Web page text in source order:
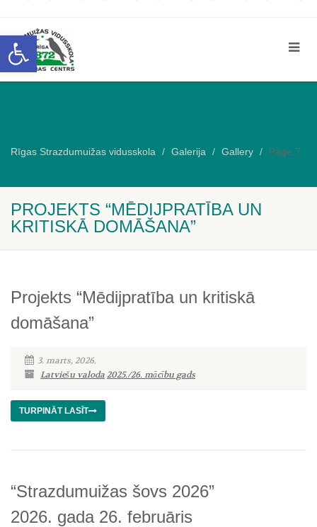
Open toolbar
Rīgas Strazdumuižas vidusskola Galerija Gallery Page 7
PROJEKTS “MĒDIJPRATĪBA UN
KRITISKĀ DOMĀŠANA”
Projekts “Mēdijpratība un kritiskā
domāšana”
3. marts, 2026.
Latviešu valoda2025./26. mācību gads
TURPINĀT LASĪT
“Strazdumuižas šovs 2026”
2026. gada 26. februāris